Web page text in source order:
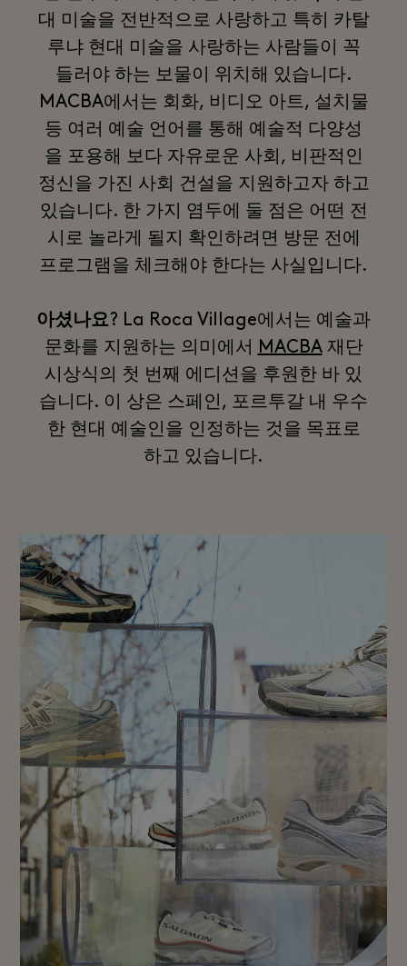
대 미술을 전반적으로 사랑하고 특히 카탈
루냐 현대 미술을 사랑하는 사람들이 꼭
들러야 하는 보물이 위치해 있습니다.
MACBA에서는 회화, 비디오 아트, 설치물
등 여러 예술 언어를 통해 예술적 다양성
을 포용해 보다 자유로운 사회, 비판적인
정신을 가진 사회 건설을 지원하고자 하고
있습니다. 한 가지 염두에 둘 점은 어떤 전
시로 놀라게 될지 확인하려면 방문 전에
프로그램을 체크해야 한다는 사실입니다.
아셨나요? La Roca Village에서는 예술과
문화를 지원하는 의미에서 MACBA재단
시상식의 첫 번째 에디션을 후원한 바 있
습니다. 이 상은 스페인, 포르투갈 내 우수
한 현대 예술인을 인정하는 것을 목표로
하고 있습니다.